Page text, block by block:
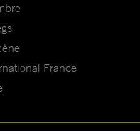
France